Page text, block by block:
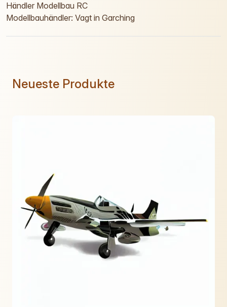
Händler Modellbau RC
Modellbauhändler: Vagt in Garching
Neueste Produkte